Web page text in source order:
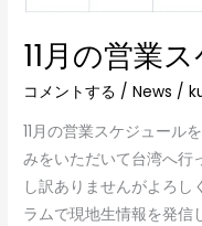
11月の営業
コメントする /News /
11月の営業スケジュール
みをいただいて台湾へ行
し訳ありませんがよろ
ラムで現地生情報を発信